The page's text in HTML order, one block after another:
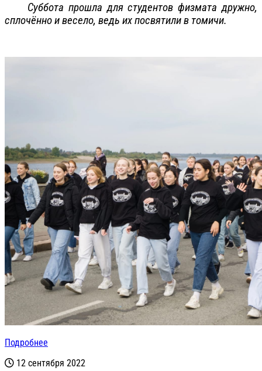
Суббота прошла для студентов физмата дружно,
сплочённо и весело, ведь их посвятили в томичи.
Подробнее
12 сентября 2022